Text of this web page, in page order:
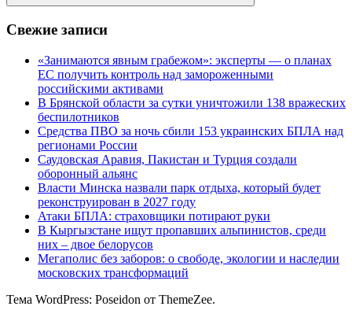
Поиск
Свежие записи
«Занимаются явным грабежом»: эксперты — о планах
ЕС получить контроль над замороженными
российскими активами
В Брянской области за сутки уничтожили 138 вражеских
беспилотников
Средства ПВО за ночь сбили 153 украинских БПЛА над
регионами России
Саудовская Аравия, Пакистан и Турция создали
оборонный альянс
Власти Минска назвали парк отдыха, который будет
реконструирован в 2027 году
Атаки БПЛА: страховщики потирают руки
В Кыргызстане ищут пропавших альпинистов, среди
них – двое белорусов
Мегаполис без заборов: о свободе, экологии и наследии
московских трансформаций
Тема WordPress: Poseidon от ThemeZee.